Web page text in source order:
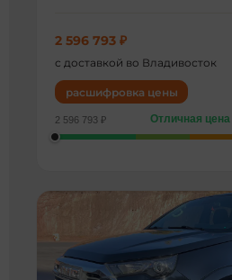
2 596 793 ₽
с доставкой во Владивосток
расшифровка цены
2 596 793 ₽ Отличная цена